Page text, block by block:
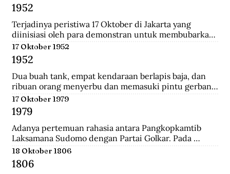
1952
Terjadinya peristiwa 17 Oktober di Jakarta yang
diinisiasi oleh para demonstran untuk membubarkan
Parlemen Indonesia akibat korupsi yang meluas dan
memburuk di Indonesia.
17 Oktober 1952
1952
Dua buah tank, empat kendaraan berlapis baja, dan
ribuan orang menyerbu dan memasuki pintu gerbang
Istana Merdeka, kediaman Presiden Sukarno. Mereka
berkerumun dan menggelar spanduk yang
bertuliskan "Bubarkan Parlemen"!.
17 Oktober 1979
1979
Adanya pertemuan rahasia antara Pangkopkamtib
Laksamana Sudomo dengan Partai Golkar. Pada
pertemuan ini mengecam gagasan ABRI mesti
berpihak pada penguasa jelang Pemilu 1982.
18 Oktober 1806
1806